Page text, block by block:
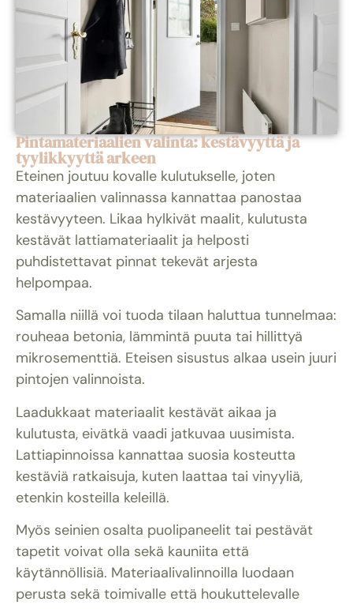
Pintamateriaalien valinta: kestävyyttä ja
tyylikkyyttä arkeen
Eteinen joutuu kovalle kulutukselle, joten
materiaalien valinnassa kannattaa panostaa
kestävyyteen. Likaa hylkivät maalit, kulutusta
kestävät lattiamateriaalit ja helposti
puhdistettavat pinnat tekevät arjesta
helpompaa.
Samalla niillä voi tuoda tilaan haluttua tunnelmaa:
rouheaa betonia, lämmintä puuta tai hillittyä
mikrosementtiä. Eteisen sisustus alkaa usein juuri
pintojen valinnoista.
Laadukkaat materiaalit kestävät aikaa ja
kulutusta, eivätkä vaadi jatkuvaa uusimista.
Lattiapinnoissa kannattaa suosia kosteutta
kestäviä ratkaisuja, kuten laattaa tai vinyyliä,
etenkin kosteilla keleillä.
Myös seinien osalta puolipaneelit tai pestävät
tapetit voivat olla sekä kauniita että
käytännöllisiä. Materiaalivalinnoilla luodaan
perusta sekä toimivalle että houkuttelevalle